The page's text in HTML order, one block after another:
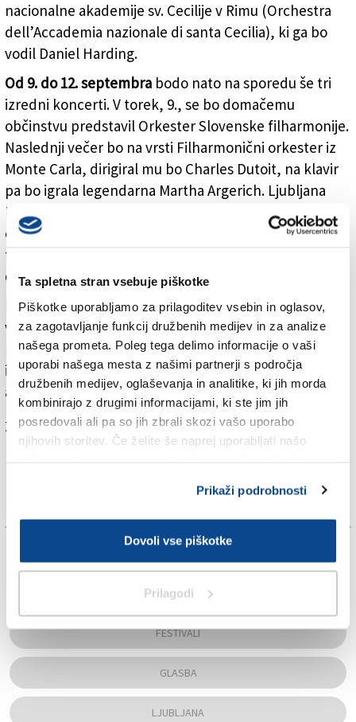
Ta spletna stran vsebuje piškotke
Piškotke uporabljamo za prilagoditev vsebin in oglasov,
za zagotavljanje funkcij družbenih medijev in za analize
našega prometa. Poleg tega delimo informacije o vaši
uporabi našega mesta z našimi partnerji s področja
družbenih medijev, oglaševanja in analitike, ki jih morda
kombinirajo z drugimi informacijami, ki ste jim jih
posredovali ali pa so jih zbrali skozi vašo uporabo
njihovih storitev. Če želite še naprej uporabljati našo
Prikaži podrobnosti
Dovoli vse piškotke
Prilagodi
nacionalne akademije sv. Cecilije v Rimu (Orchestra
dell’Accademia nazionale di santa Cecilia), ki ga bo
vodil Daniel Harding.
Od 9. do 12. septembra bodo nato na sporedu še tri
izredni koncerti. V torek, 9., se bo domačemu
občinstvu predstavil Orkester Slovenske filharmonije.
Naslednji večer bo na vrsti Filharmonični orkester iz
Monte Carla, dirigiral mu bo Charles Dutoit, na klavir
pa bo igrala legendarna Martha Argerich. Ljubljana
Festival bo 12. septembra zaključil eden najslavnejših
orkestrov na svetu, orkester Dunajskih
filharmonikov.Vsi navedeni koncerti bodo v
dvorani Cankarjevega doma z začetkom ob 20. uri
Med 4. in 9. septembrom(z začetkom ob 20. uri) pa bo
v poletnem gledališču Križank gostovalo Zagrebško
mestno gledališče Komedija. Predstavilo bo svojo
inačico znanega muzikalaNesrečniki, povzeto po
angleškem originalu.
Za branje in pisanje komentarjevje potrebna prijava
BREDA PAHOR
FESTIVALI
GLASBA
LJUBLJANA